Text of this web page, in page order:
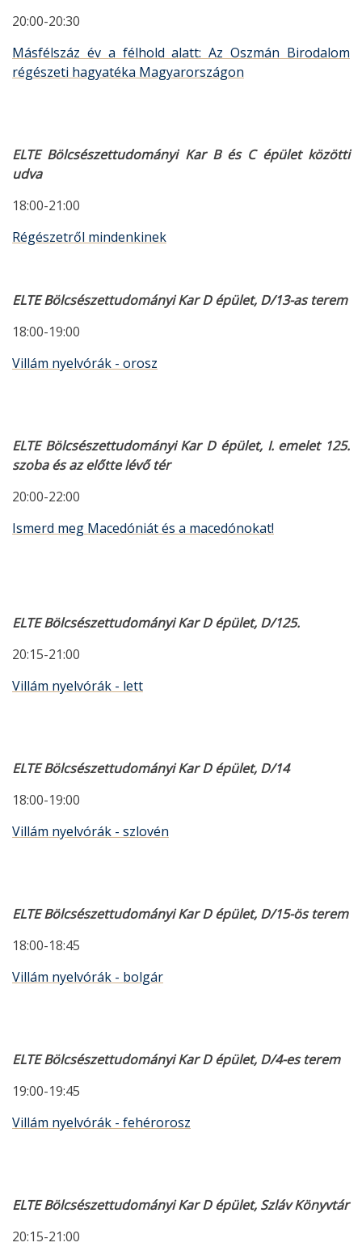
20:00-20:30
Másfélszáz év a félhold alatt: Az Oszmán Birodalom
régészeti hagyatéka Magyarországon
ELTE Bölcsészettudományi Kar B és C épület közötti
udva
18:00-21:00
Régészetről mindenkinek
ELTE Bölcsészettudományi Kar D épület, D/13-as terem
18:00-19:00
Villám nyelvórák - orosz
ELTE Bölcsészettudományi Kar D épület, I. emelet 125.
szoba és az előtte lévő tér
20:00-22:00
Ismerd meg Macedóniát és a macedónokat!
ELTE Bölcsészettudományi Kar D épület, D/125.
20:15-21:00
Villám nyelvórák - lett
ELTE Bölcsészettudományi Kar D épület, D/14
18:00-19:00
Villám nyelvórák - szlovén
ELTE Bölcsészettudományi Kar D épület, D/15-ös terem
18:00-18:45
Villám nyelvórák - bolgár
ELTE Bölcsészettudományi Kar D épület, D/4-es terem
19:00-19:45
Villám nyelvórák - fehérorosz
ELTE Bölcsészettudományi Kar D épület, Szláv Könyvtár
20:15-21:00